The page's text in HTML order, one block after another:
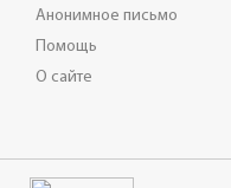
Анонимное письмо
Помощь
О сайте